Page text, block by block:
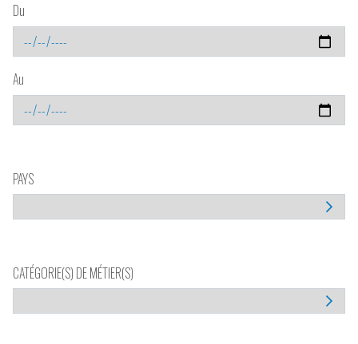
Du
Au
PAYS
CATÉGORIE(S) DE MÉTIER(S)